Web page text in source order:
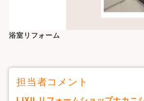
浴室リフォーム
担当者コメント